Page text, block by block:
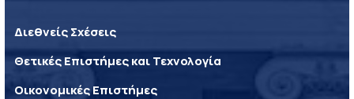
Διεθνείς Σχέσεις
Θετικές Επιστήμες και Τεχνολογία
Οικονομικές Επιστήμες